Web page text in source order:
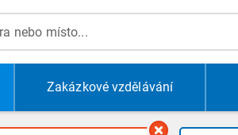
Zakázkové vzdělávání